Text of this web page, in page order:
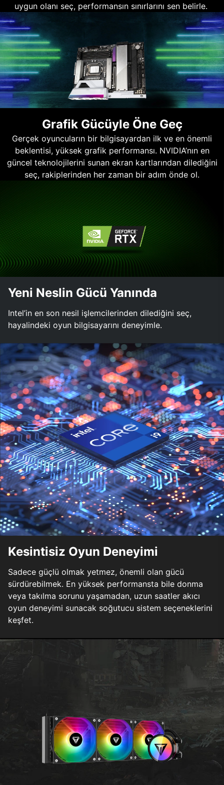
uygun olanı seç, performansın sınırlarını sen belirle.
Grafik Gücüyle Öne Geç
Gerçek oyuncuların bir bilgisayardan ilk ve en önemli
beklentisi, yüksek grafik performansı. NVIDIA’nın en
güncel teknolojilerini sunan ekran kartlarından dilediğini
seç, rakiplerinden her zaman bir adım önde ol.
Yeni Neslin Gücü Yanında
Intel’in en son nesil işlemcilerinden dilediğini seç,
hayalindeki oyun bilgisayarını deneyimle.
Kesintisiz Oyun Deneyimi
Sadece güçlü olmak yetmez, önemli olan gücü
sürdürebilmek. En yüksek performansta bile donma
veya takılma sorunu yaşamadan, uzun saatler akıcı
oyun deneyimi sunacak soğutucu sistem seçeneklerini
keşfet.